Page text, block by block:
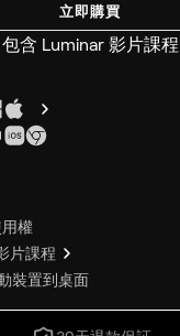
立即購買
包含 Luminar 影片課程
權
片課程
裝置到桌面